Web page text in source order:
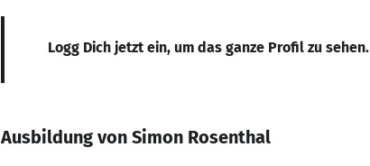
Logg Dich jetzt ein, um das ganze Profil zu sehen.
Ausbildung von Simon Rosenthal